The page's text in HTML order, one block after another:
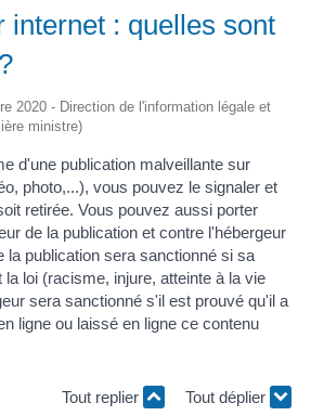
internet : quelles sont
2020 - Direction de l'information légale et
ministre)
d'une publication malveillante sur
photo,...), vous pouvez le signaler et
retirée. Vous pouvez aussi porter
de la publication et contre l'hébergeur
la publication sera sanctionné si sa
la loi (racisme, injure, atteinte à la vie
sera sanctionné s'il est prouvé qu'il a
ligne ou laissé en ligne ce contenu
Tout replier Tout déplier